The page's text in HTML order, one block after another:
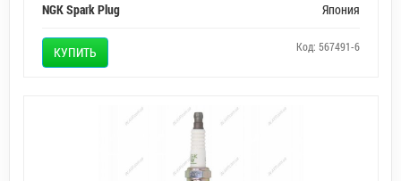
NGK Spark Plug
Япония
КУПИТЬ Код: 567491-6